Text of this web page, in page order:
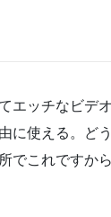
エッチなビデ
に使える。ど
でこれですか